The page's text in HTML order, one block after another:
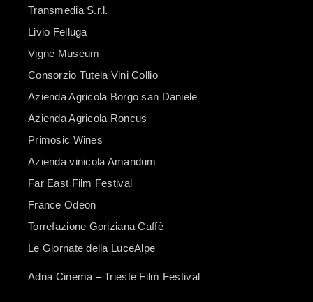
Transmedia S.r.l.
Livio Felluga
Vigne Museum
Consorzio Tutela Vini Collio
Azienda Agricola Borgo san Daniele
Azienda Agricola Roncus
Primosic Wines
Azienda vinicola Amandum
Far East Film Festival
France Odeon
Torrefazione Goriziana Caffè
Le Giornate della LuceAlpe
Adria Cinema – Trieste Film Festival